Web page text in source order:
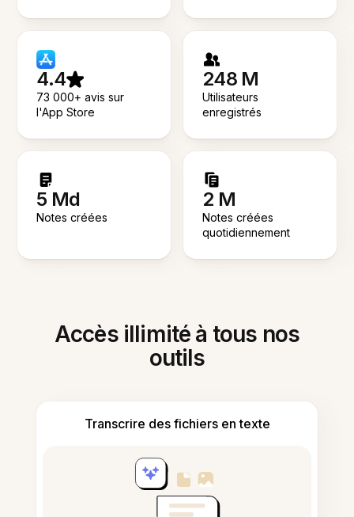
4.4
73 000+ avis sur
l'App Store
248 M
Utilisateurs
enregistrés
5 Md
Notes créées
2 M
Notes créées
quotidiennement
Accès illimité à tous nos
outils
Transcrire des fichiers en texte